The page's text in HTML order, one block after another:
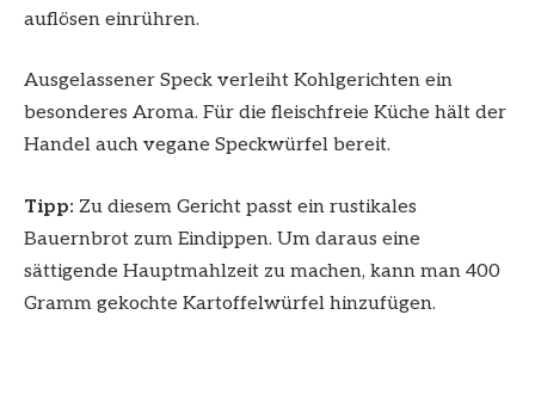
auflösen einrühren.
Ausgelassener Speck verleiht Kohlgerichten ein
besonderes Aroma. Für die fleischfreie Küche hält der
Handel auch vegane Speckwürfel bereit.
Tipp: Zu diesem Gericht passt ein rustikales
Bauernbrot zum Eindippen. Um daraus eine
sättigende Hauptmahlzeit zu machen, kann man 400
Gramm gekochte Kartoffelwürfel hinzufügen.